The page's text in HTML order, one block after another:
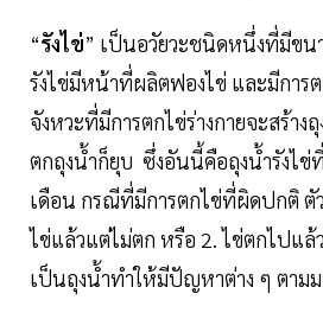
“รังไข่” เป็นอวัยวะชนิดหนึ่งที่มีขน
รังไข่มีหน้าที่ผลิตฟองไข่ และมีการ
จังหวะที่มีการตกไข่ร่างกายจะสร้าง
ตกถุงน้ำก็ยุบ ซึ่งอันนี้คือถุงน้ำรังไ
เดือน กรณีที่มีการตกไข่ที่ผิดปกติ ตั
ไข่แล้วแต่ไม่ตก หรือ 2. ไข่ตกไปแ
เป็นถุงน้ำทำให้มีปัญหาต่าง ๆ ตา